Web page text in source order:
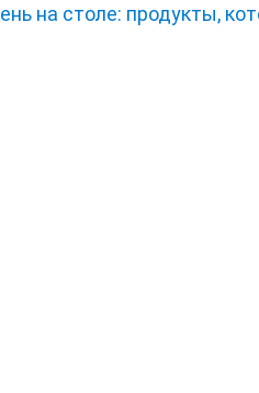
на столе: продукты,